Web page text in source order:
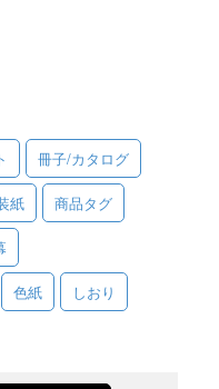
冊子/カタログ
紙 商品タグ
色紙 しおり